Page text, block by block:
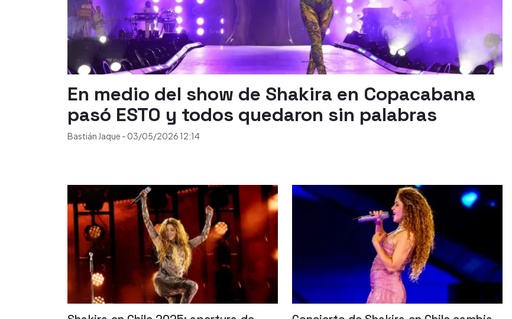
En medio del show de Shakira en Copacabana
pasó ESTO y todos quedaron sin palabras
Bastián Jaque - 03/05/2026 12:14